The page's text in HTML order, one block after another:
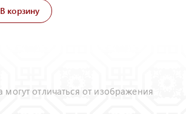
В корзину
отличаться от изображения